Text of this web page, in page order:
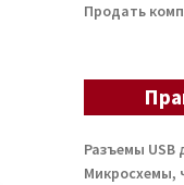
Продать
Разъемы USB
Микросхемы,